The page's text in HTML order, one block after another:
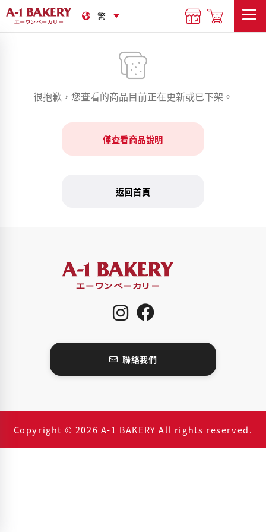
很抱歉，您查看的商品目前正在更新或已下架。
僅查看商品說明
返回首頁
聯絡我們
Copyright © 2026 A-1 BAKERY All rights reserved.